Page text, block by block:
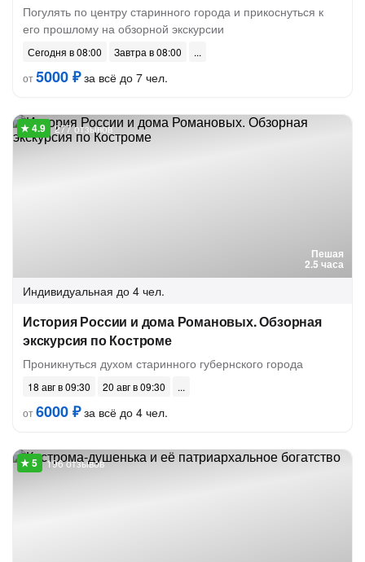
Погулять по центру старинного города и прикоснуться к
его прошлому на обзорной экскурсии
Сегодня в 08:00
Завтра в 08:00
от5000 ₽за всё до 7 чел.
Пешая
2.5 часа
277 отзывов
Индивидуальная до 4 чел.
История России и дома Романовых. Обзорная
экскурсия по Костроме
Проникнуться духом старинного губернского города
18 авг в 09:30
20 авг в 09:30
от6000 ₽за всё до 4 чел.
196 отзывов